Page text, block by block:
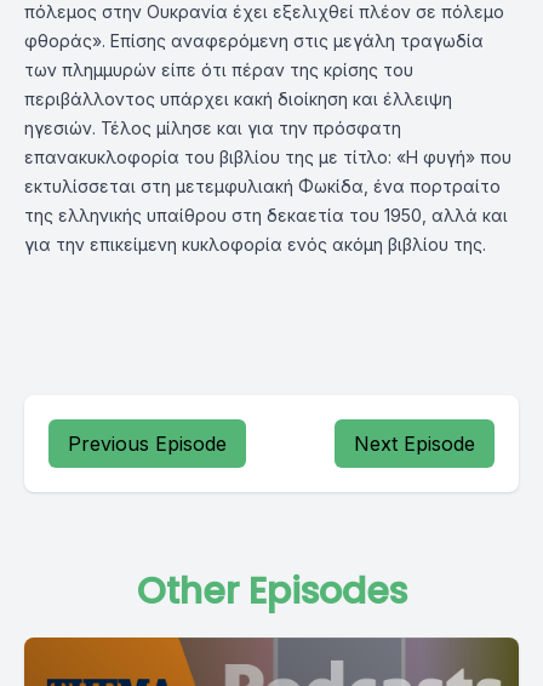
πόλεμος στην Ουκρανία έχει εξελιχθεί πλέον σε πόλεμο
φθοράς». Επίσης αναφερόμενη στις μεγάλη τραγωδία
των πλημμυρών είπε ότι πέραν της κρίσης του
περιβάλλοντος υπάρχει κακή διοίκηση και έλλειψη
ηγεσιών. Τέλος μίλησε και για την πρόσφατη
επανακυκλοφορία του βιβλίου της με τίτλο: «Η φυγή» που
εκτυλίσσεται στη μετεμφυλιακή Φωκίδα, ένα πορτραίτο
της ελληνικής υπαίθρου στη δεκαετία του 1950, αλλά και
για την επικείμενη κυκλοφορία ενός ακόμη βιβλίου της.
Previous Episode Next Episode
Other Episodes